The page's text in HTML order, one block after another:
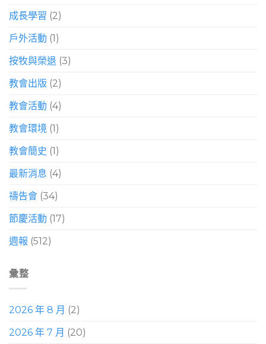
成長學習 (2)
戶外活動 (1)
按牧與榮退 (3)
教會出版 (2)
教會活動 (4)
教會環境 (1)
教會簡史 (1)
最新消息 (4)
禱告會 (34)
節慶活動 (17)
週報 (512)
彙整
2026 年 8 月 (2)
2026 年 7 月 (20)